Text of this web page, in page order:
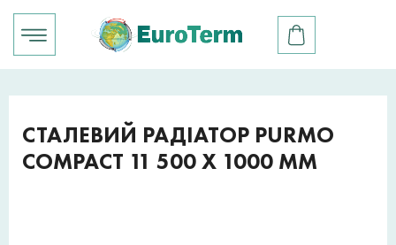
СТАЛЕВИЙ РАДІАТОР PURMO
COMPACT 11 500 X 1000 ММ